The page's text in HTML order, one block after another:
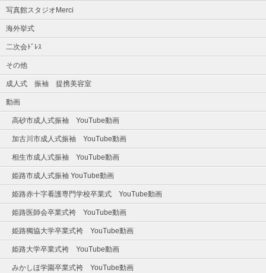
写真館スタジオMerci
海外挙式
二次会ﾄﾞﾚｽ
その他
成人式 振袖 提携美容室
動画
高砂市成人式振袖 YouTube動画
加古川市成人式振袖 YouTube動画
相生市成人式振袖 YouTube動画
姫路市成人式振袖 YouTube動画
姫路赤十字看護専門学校卒業式 YouTube動画
姫路医師会卒業式袴 YouTube動画
姫路獨協大学卒業式袴 YouTube動画
姫路大学卒業式袴 YouTube動画
みかしほ学園卒業式袴 YouTube動画